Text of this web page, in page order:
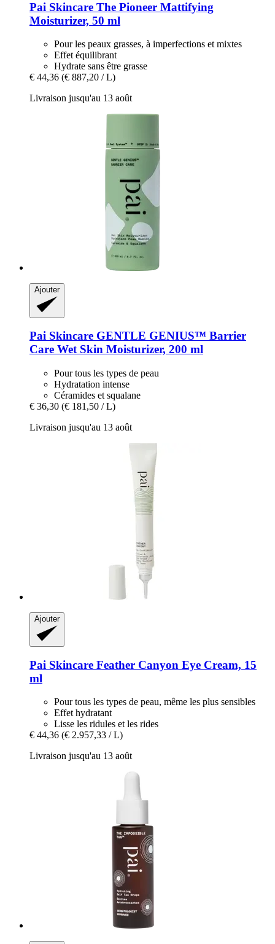
Pai Skincare The Pioneer Mattifying
Moisturizer, 50 ml
Pour les peaux grasses, à imperfections et mixtes
Effet équilibrant
Hydrate sans être grasse
€ 44,36 (€ 887,20 / L)
Livraison jusqu'au 13 août
Ajouter
Pai Skincare GENTLE GENIUS™ Barrier
Care Wet Skin Moisturizer, 200 ml
Pour tous les types de peau
Hydratation intense
Céramides et squalane
€ 36,30 (€ 181,50 / L)
Livraison jusqu'au 13 août
Ajouter
Pai Skincare Feather Canyon Eye Cream, 15
ml
Pour tous les types de peau, même les plus sensibles
Effet hydratant
Lisse les ridules et les rides
€ 44,36 (€ 2.957,33 / L)
Livraison jusqu'au 13 août